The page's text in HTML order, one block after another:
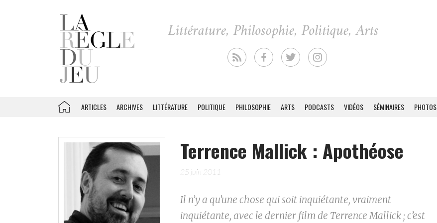
ARTICLES ARCHIVES LITTÉRATURE POLITIQUE PHILOSOPHIE ARTS PODCASTS VIDÉOS SÉMINAIRES PHOTOS
Terrence Mallick : Apothéose
25 juin 2011
Il n’y a qu’une chose qui soit inquiétante, vraiment
inquiétante, avec le dernier film de Terrence Mallick ; c’est